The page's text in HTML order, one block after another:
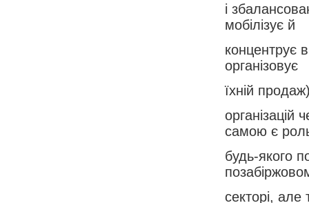
і
мобілізує й
концентрує
організовує
їхній
організацій
самою є
будь-якого
секторі,